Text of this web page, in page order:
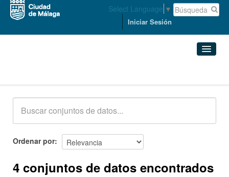
Select Language ▼
Iniciar Sesión
Acerca de
Ordenar por
4 conjuntos de datos encontrados